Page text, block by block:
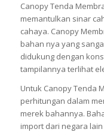
Canopy Tenda
memantulkan sinar
cahaya. Canopy
bahan nya yang
didukung dengan
tampilannya terlihat
Untuk Canopy Tenda
perhitungan dalam
merek bahannya.
import dari negara